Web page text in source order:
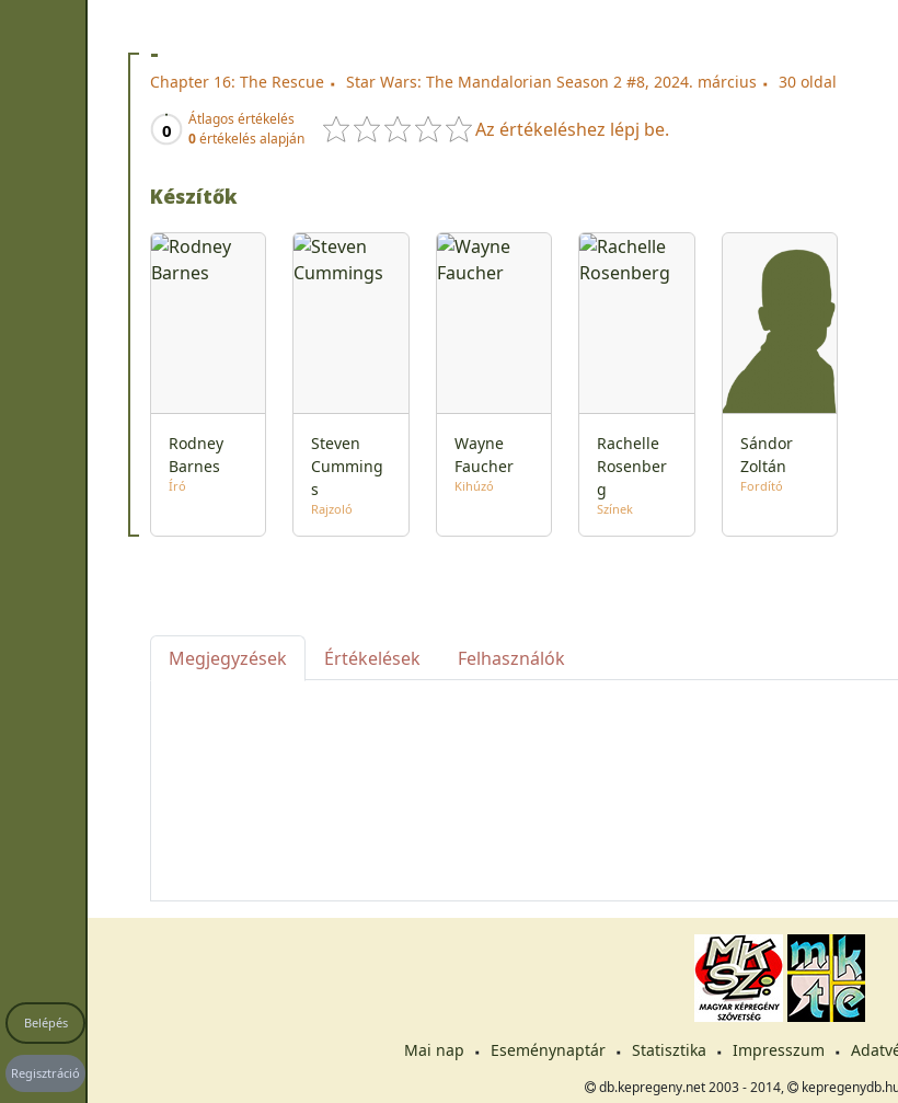
Belépés
Regisztráció
-
Chapter 16: The Rescue Star Wars: The Mandalorian Season 2 #8, 2024. március 30 oldal
0
Átlagos értékelés
0értékelés alapján Az értékeléshez lépj be.
Készítők
Rodney
Barnes
Író
Steven
Cumming
s
Rajzoló
Wayne
Faucher
Kihúzó
Rachelle
Rosenber
g
Színek
Sándor
Zoltán
Fordító
Megjegyzések Értékelések Felhasználók
Mai nap Eseménynaptár Statisztika Impresszum
db.kepregeny.net 2003 - 2014,